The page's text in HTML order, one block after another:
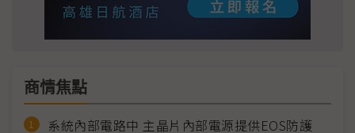
商情焦點
系統內部電路中 主晶片內部電源提供EOS防護